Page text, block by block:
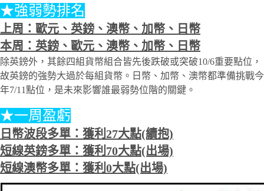
★強弱勢排名
上周：歐元、英鎊、澳幣、加幣、日幣
本周：英鎊、歐元、澳幣、加幣、日幣
除英鎊外，其餘四組貨幣組合皆先後跌破或突破10/6重要點位，
故英鎊的強勢大過於每組貨幣。日幣、加幣、澳幣都準備挑戰今
年7/11點位，是未來影響誰最弱勢位階的關鍵。
★一周盈虧
日幣波段多單：獲利27大點(續抱)
短線英鎊多單：獲利70大點(出場)
短線澳幣多單：獲利0大點(出場)